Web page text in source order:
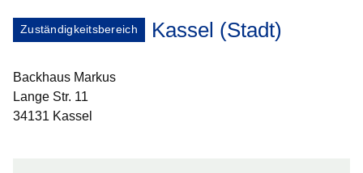
Zuständigkeitsbereich Kassel (Stadt)
Backhaus Markus
Lange Str. 11
34131 Kassel